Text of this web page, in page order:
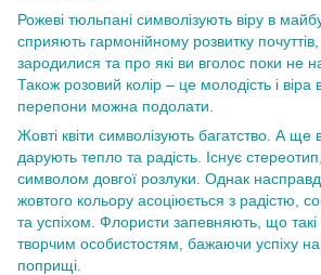
Рожеві тюльпані символізують віру в
сприяють гармонійному розвитку
зародилися та про які ви вголос поки не
Також розовий колір – це молодість і віра
перепони можна подолати.
Жовті квіти символізують багатство. А
дарують тепло та радість. Існує
символом довгої розлуки. Однак
жовтого кольору асоціюється з радістю,
та успіхом. Флористи запевняють, що такі
творчим особистостям, бажаючи успіху
поприщі.